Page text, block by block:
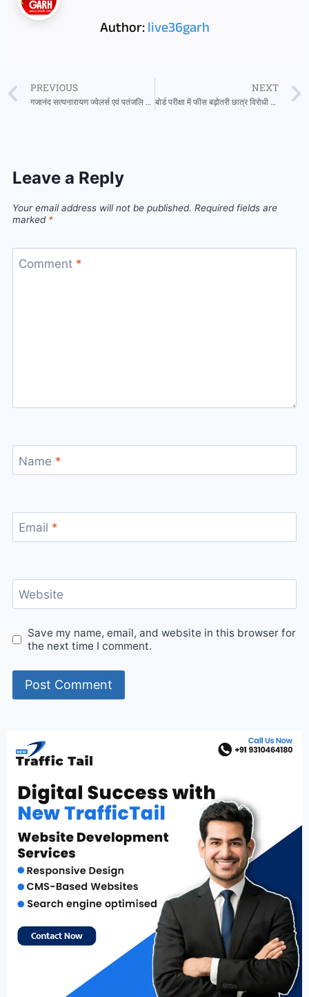
Author:live36garh
PREVIOUS
गजानंद सत्यनारायण ज्वेलर्स एवं पतंजलि आरोग्य केंद्र पिथौरा द्वारा निःशुल्क दंत रोग परिक्षण शिविर 12 फ़रवरी को
NEXT
बोर्ड परीक्षा में फीस बढ़ोतरी छात्र विरोधी भाजपा सरकार का चेहरा उजागर -जफर
Leave a Reply
Your email address will not be published. Required fields are
marked *
Comment *
Name *
Email *
Website
Save my name, email, and website in this browser for
the next time I comment.